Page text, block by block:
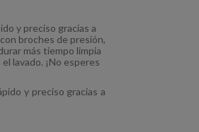
y preciso gracias a
broches de presión,
más tiempo limpia
lavado. ¡No esperes
y preciso gracias a